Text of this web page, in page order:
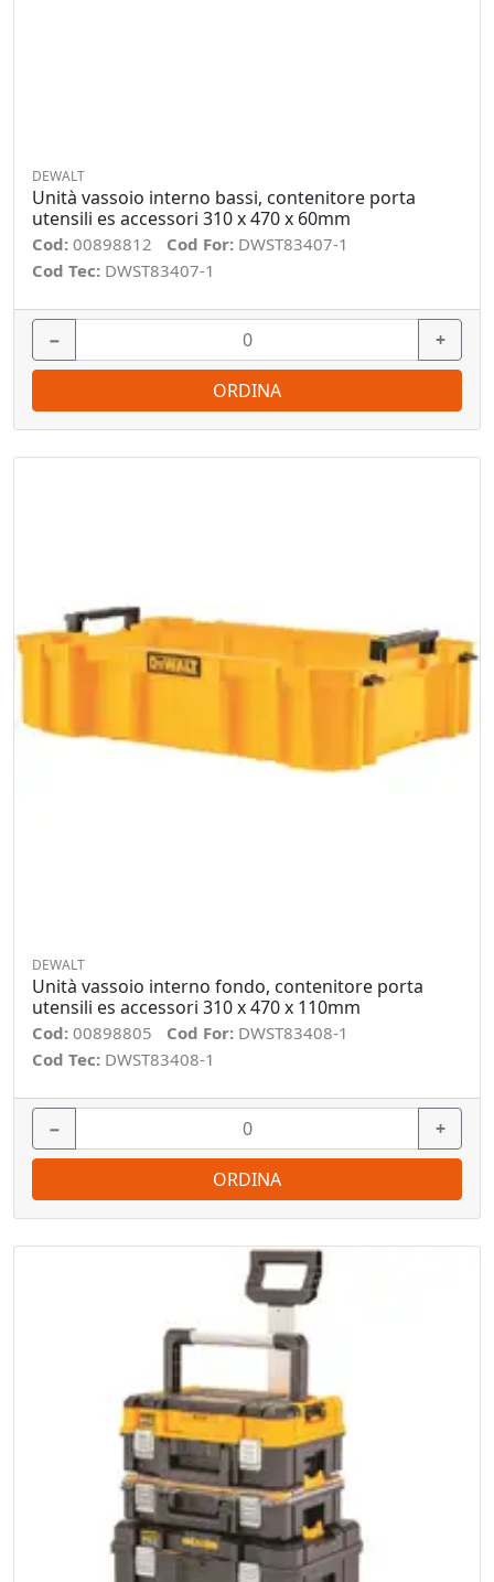
DEWALT
Unità vassoio interno bassi, contenitore porta
utensili es accessori 310 x 470 x 60mm
Cod: 00898812 Cod For: DWST83407-1
Cod Tec: DWST83407-1
− +
ORDINA
DEWALT
Unità vassoio interno fondo, contenitore porta
utensili es accessori 310 x 470 x 110mm
Cod: 00898805 Cod For: DWST83408-1
Cod Tec: DWST83408-1
− +
ORDINA